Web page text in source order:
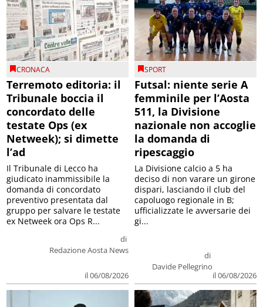
CRONACA
Terremoto editoria: il
Tribunale boccia il
concordato delle
testate Ops (ex
Netweek); si dimette
l’ad
di
Redazione Aosta News
il 06/08/2026
Il Tribunale di Lecco ha
giudicato inammissibile la
domanda di concordato
preventivo presentata dal
gruppo per salvare le testate
ex Netweek ora Ops R...
SPORT
Futsal: niente serie A
femminile per l’Aosta
511, la Divisione
nazionale non accoglie
la domanda di
ripescaggio
di
Davide Pellegrino
il 06/08/2026
La Divisione calcio a 5 ha
deciso di non varare un girone
dispari, lasciando il club del
capoluogo regionale in B;
ufficializzate le avversarie dei
gi...